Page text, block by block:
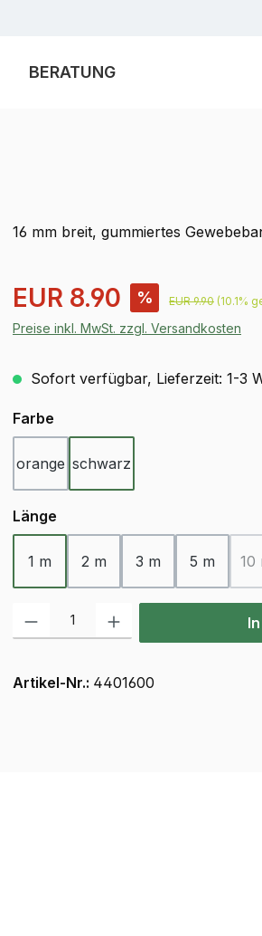
BERATUNG
16 mm breit, gummiertes
Verkaufspreis:
EUR 8.90 % Regulärer Preis:
EUR 9.90 (10.1%
Preise inkl. MwSt. zzgl. Versandkosten
Sofort verfügbar, Lieferzeit: 1-3
Farbe
orange schwarz
Länge
1 m 2 m 3 m 5 m 10
Produkt Anzahl: Gib den gewünschten
Artikel-Nr.: 4401600